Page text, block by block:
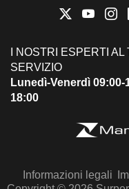
I NOSTRI ESPERTI AL
SERVIZIO
Lunedì-Venerdì 09:00-
18:00
Informazioni legali